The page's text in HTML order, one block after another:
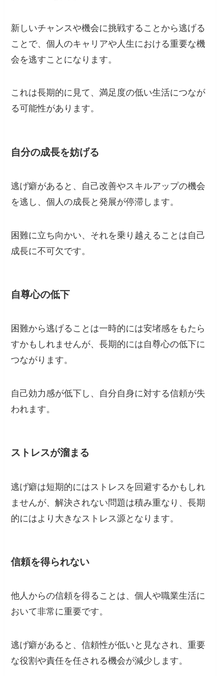
新しいチャンスや機会に挑戦することから逃げる
ことで、個人のキャリアや人生における重要な機
会を逃すことになります。
これは長期的に見て、満足度の低い生活につなが
る可能性があります。
自分の成長を妨げる
逃げ癖があると、自己改善やスキルアップの機会
を逃し、個人の成長と発展が停滞します。
困難に立ち向かい、それを乗り越えることは自己
成長に不可欠です。
自尊心の低下
困難から逃げることは一時的には安堵感をもたら
すかもしれませんが、長期的には自尊心の低下に
つながります。
自己効力感が低下し、自分自身に対する信頼が失
われます。
ストレスが溜まる
逃げ癖は短期的にはストレスを回避するかもしれ
ませんが、解決されない問題は積み重なり、長期
的にはより大きなストレス源となります。
信頼を得られない
他人からの信頼を得ることは、個人や職業生活に
おいて非常に重要です。
逃げ癖があると、信頼性が低いと見なされ、重要
な役割や責任を任される機会が減少します。